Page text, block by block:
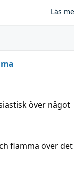
Läs
över något
flamma över